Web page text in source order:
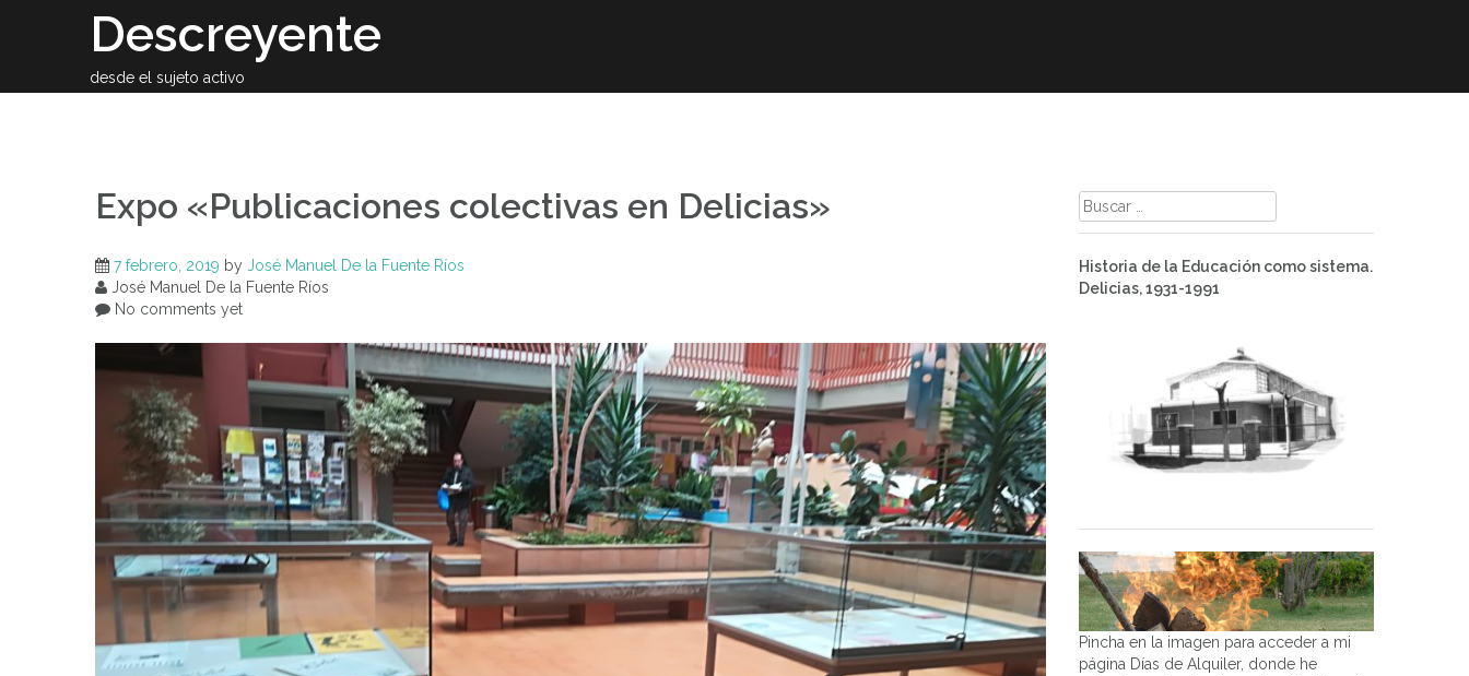
Descreyente
desde el sujeto activo
Expo «Publicaciones colectivas en Delicias»
7 febrero, 2019 by José Manuel De la Fuente Ríos
José Manuel De la Fuente Ríos
No comments yet
Buscar:
Historia de la Educación como sistema.
Delicias, 1931-1991
Pincha en la imagen para acceder a mi
página Días de Alquiler, donde he